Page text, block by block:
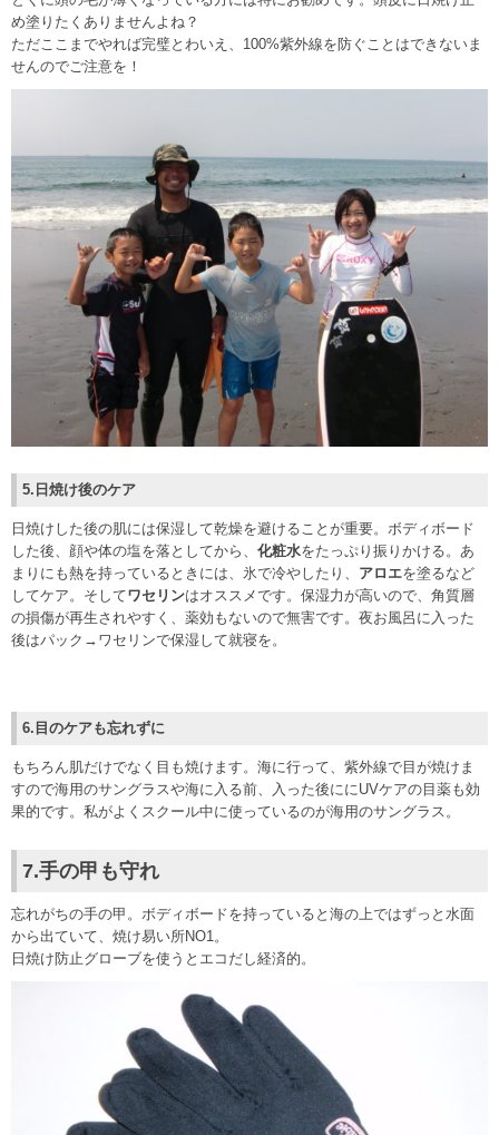
め塗りたくありませんよね？
ただここまでやれば完璧とわいえ、100%紫外線を防ぐことはできないま
せんのでご注意を！
5.日焼け後のケア
日焼けした後の肌には保湿して乾燥を避けることが重要。ボディボード
した後、顔や体の塩を落としてから、 化粧水をたっぷり振りかける。あ
まりにも熱を持っているときには、氷で冷やしたり、 アロエを塗るなど
してケア。そしてワセリンはオススメです。保湿力が高いので、角質層
の損傷が再生されやすく、薬効もないので無害です。夜お風呂に入った
後はパック→ワセリンで保湿して就寝を。
6.目のケアも忘れずに
もちろん肌だけでなく目も焼けます。海に行って、紫外線で目が焼けま
すので海用のサングラスや海に入る前、入った後ににUVケアの目薬も効
果的です。私がよくスクール中に使っているのが海用のサングラス。
7.手の甲も守れ
忘れがちの手の甲。ボディボードを持っていると海の上ではずっと水面
から出ていて、焼け易い所NO1。
日焼け防止グローブを使うとエコだし経済的。